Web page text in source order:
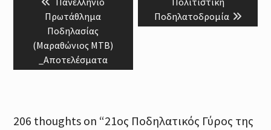
navigation
post:
Πρωτάθλημα
Ποδηλασίας
(Μαραθώνιος MTB)
_Αποτελέσματα
post:
Ποδηλατοδρομία
206 thoughts on “21ος Ποδηλατικός Γύρος της